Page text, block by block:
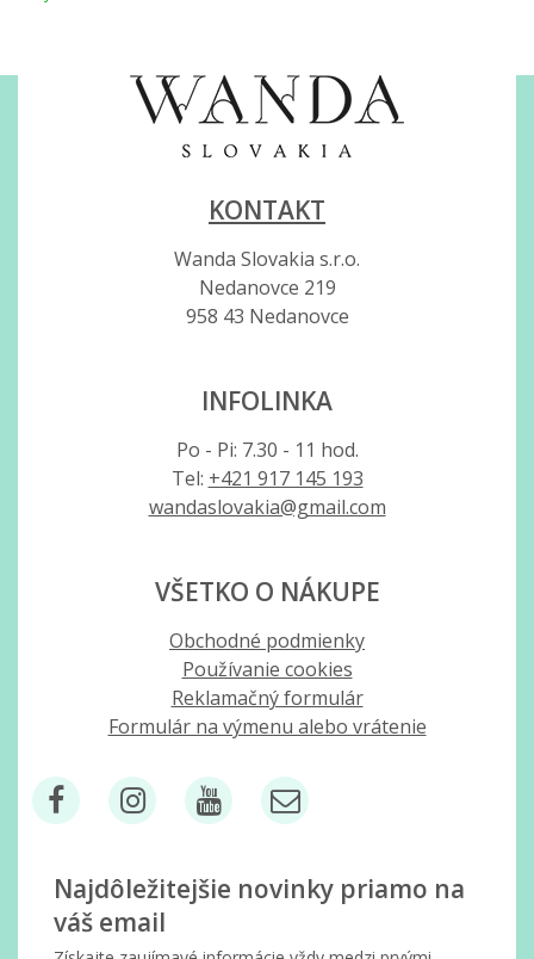
KONTAKT
Wanda Slovakia s.r.o.
Nedanovce 219
958 43 Nedanovce
INFOLINKA
Po - Pi: 7.30 - 11 hod.
Tel: +421 917 145 193
wandaslovakia@gmail.com
VŠETKO O NÁKUPE
Obchodné podmienky
Používanie cookies
Reklamačný formulár
Formulár na výmenu alebo vrátenie
Najdôležitejšie novinky priamo na
váš email